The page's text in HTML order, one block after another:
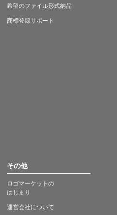
希望のファイル形式納品
商標登録サポート
その他
ロゴマーケットの
はじまり
運営会社について